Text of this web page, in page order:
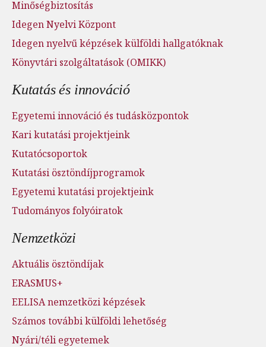
Minőségbiztosítás
Idegen Nyelvi Központ
Idegen nyelvű képzések külföldi hallgatóknak
Könyvtári szolgáltatások (OMIKK)
Kutatás és innováció
Egyetemi innováció és tudásközpontok
Kari kutatási projektjeink
Kutatócsoportok
Kutatási ösztöndíjprogramok
Egyetemi kutatási projektjeink
Tudományos folyóiratok
Nemzetközi
Aktuális ösztöndíjak
ERASMUS+
EELISA nemzetközi képzések
Számos további külföldi lehetőség
Nyári/téli egyetemek